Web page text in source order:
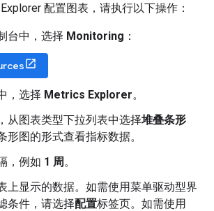
配置图表，请执行以下操作：
台中，选择 Monitoring ：
，选择 Metrics Explorer。
从图表类型下拉列表中选择堆叠条形
形图的形式查看指标数据。
，例如 1 周 。
上显示的数据。如需使用菜单驱动型界
条件，请选择配置标签页。如需使用